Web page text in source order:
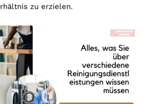
zu erzielen.